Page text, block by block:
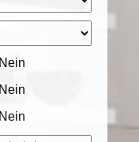
Nein
Nein
Nein